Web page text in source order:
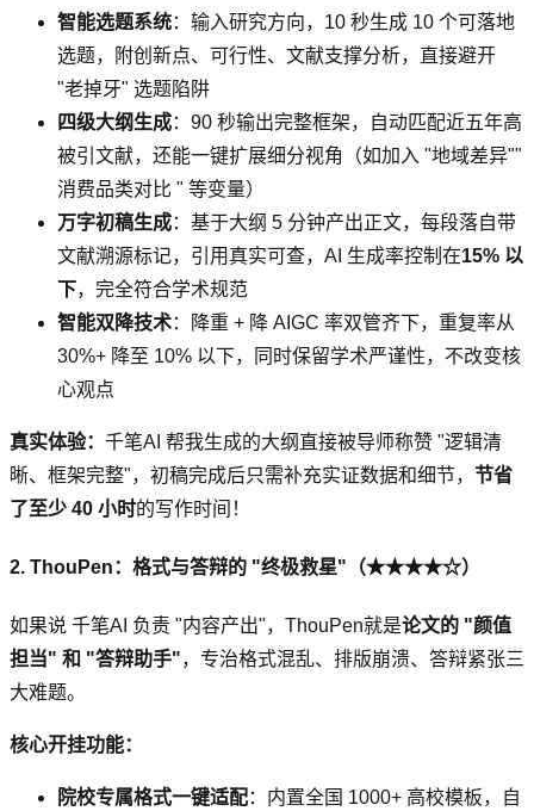
智能选题系统：输入研究方向，10 秒生成 10 个可落地
选题，附创新点、可行性、文献支撑分析，直接避开
"老掉牙" 选题陷阱
四级大纲生成：90 秒输出完整框架，自动匹配近五年高
被引文献，还能一键扩展细分视角（如加入 "地域差异""
消费品类对比 " 等变量）
万字初稿生成：基于大纲 5 分钟产出正文，每段落自带
文献溯源标记，引用真实可查，AI 生成率控制在15% 以
下，完全符合学术规范
智能双降技术：降重 + 降 AIGC 率双管齐下，重复率从
30%+ 降至 10% 以下，同时保留学术严谨性，不改变核
心观点
真实体验： 千笔AI 帮我生成的大纲直接被导师称赞 "逻辑清
晰、框架完整"，初稿完成后只需补充实证数据和细节， 节省
了至少 40 小时的写作时间！
2. ThouPen：格式与答辩的 "终极救星"（★★★★☆）
如果说 千笔AI 负责 "内容产出"，ThouPen就是论文的 "颜值
担当" 和 "答辩助手"，专治格式混乱、排版崩溃、答辩紧张三
大难题。
核心开挂功能：
院校专属格式一键适配：内置全国 1000+ 高校模板，自